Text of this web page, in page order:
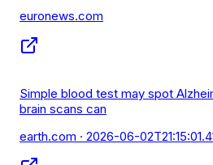
euronews.com
Simple blood test may spot
brain scans can
earth.com · 2026-06-